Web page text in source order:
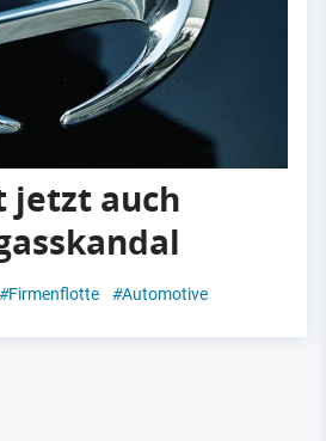
jetzt auch
#Firmenflotte #Automotive